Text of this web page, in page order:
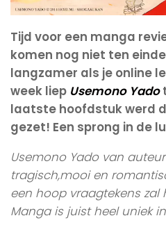
Tijd voor een manga
komen nog niet ten
langzamer als je online
week liep Usemono Yado
laatste hoofdstuk werd
gezet! Een sprong in de
Usemono Yado van
tragisch,mooi en
een hoop vraagtekens zal
Manga is juist heel uniek